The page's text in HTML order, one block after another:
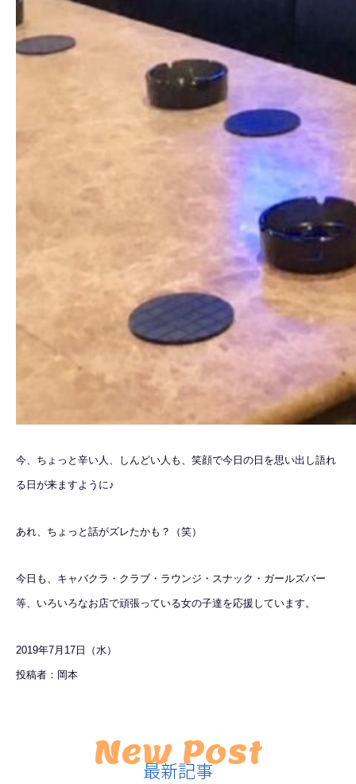
今、ちょっと辛い人、しんどい人も、笑顔で今日の日を思い出し語れ
る日が来ますように♪
あれ、ちょっと話がズレたかも？（笑）
今日も、キャバクラ・クラブ・ラウンジ・スナック・ガールズバー
等、いろいろなお店で頑張っている女の子達を応援しています。
2019年7月17日（水）
投稿者：岡本
New Post
最新記事